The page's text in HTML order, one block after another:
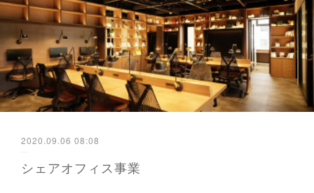
2020.09.06 08:08
シェアオフィス事業